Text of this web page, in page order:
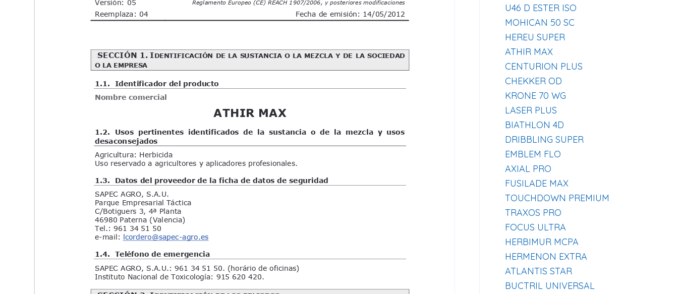
U46 D ESTER ISO
MOHICAN 50 SC
HEREU SUPER
ATHIR MAX
CENTURION PLUS
CHEKKER OD
KRONE 70 WG
LASER PLUS
BIATHLON 4D
DRIBBLING SUPER
EMBLEM FLO
AXIAL PRO
FUSILADE MAX
TOUCHDOWN PREMIUM
TRAXOS PRO
FOCUS ULTRA
HERBIMUR MCPA
HERMENON EXTRA
ATLANTIS STAR
BUCTRIL UNIVERSAL